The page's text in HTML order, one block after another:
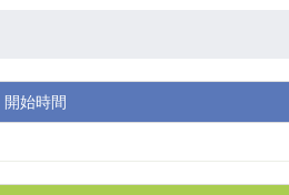
開始時間